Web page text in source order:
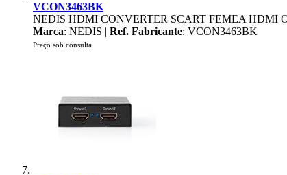
VCON3463BK
NEDIS HDMI CONVERTER SCART FEMEA HDMI
Marca: NEDIS | Ref. Fabricante: VCON3463BK
Preço sob consulta